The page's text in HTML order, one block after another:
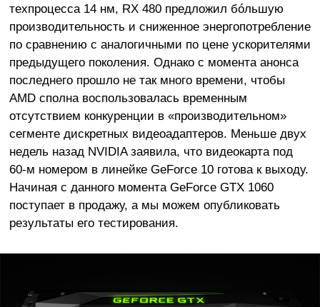
техпроцесса 14 нм, RX 480 предложил бóльшую
производительность и сниженное энергопотребление
по сравнению с аналогичными по цене ускорителями
предыдущего поколения. Однако с момента анонса
последнего прошло не так много времени, чтобы
AMD сполна воспользовалась временным
отсутствием конкуренции в «производительном»
сегменте дискретных видеоадаптеров. Меньше двух
недель назад NVIDIA заявила, что видеокарта под
60-м номером в линейке GeForce 10 готова к выходу.
Начиная с данного момента GeForce GTX 1060
поступает в продажу, а мы можем опубликовать
результаты его тестирования.